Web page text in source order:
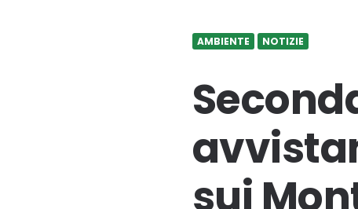
AMBIENTE NOTIZIE
sui